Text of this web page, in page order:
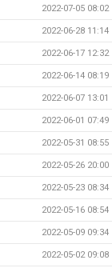
2022-07-05 08:02
2022-06-28 11:14
2022-06-17 12:32
2022-06-14 08:19
2022-06-07 13:01
2022-06-01 07:49
2022-05-31 08:55
2022-05-26 20:00
2022-05-23 08:34
2022-05-16 08:54
2022-05-09 09:34
2022-05-02 09:08